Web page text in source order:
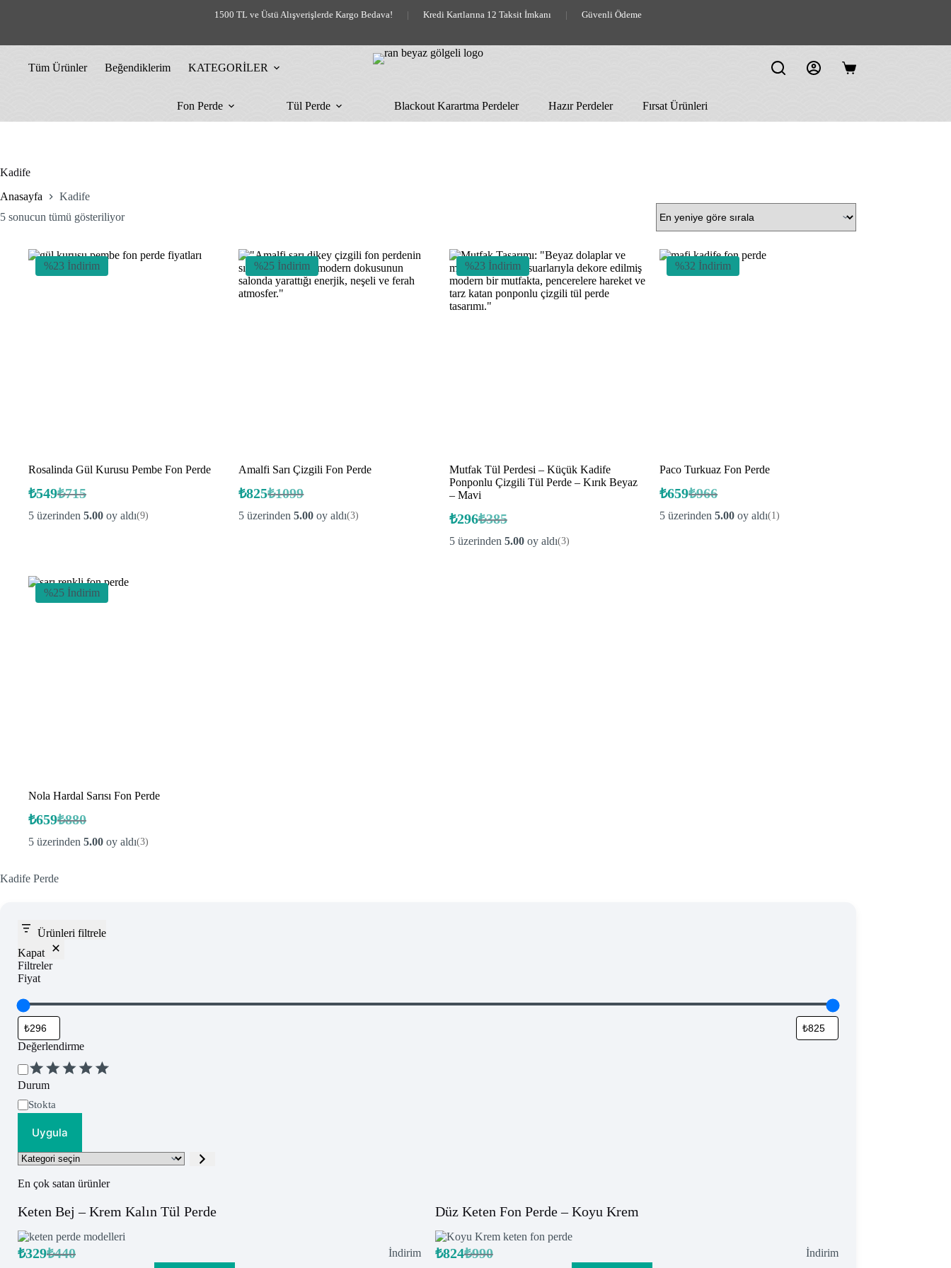
1500 TL ve Üstü Alışverişlerde Kargo Bedava! | Kredi Kartlarına 12 Taksit İmkanı | Güvenli Ödeme
Tüm Ürünler Beğendiklerim KATEGORİLER
Shopping
Fon Perde
Tül Perde Blackout Karartma Perdeler Hazır Perdeler Fırsat Ürünleri
Kadife
Anasayfa
Kadife
5 sonucun tümü gösteriliyorEn
sıralandı
%23 İndirim
Rosalinda Gül Kurusu Pembe Fon Perde
₺715
Orijinal
fiyat:
₺549Şu
andaki
fiyat:
5 üzerinden 5.00 oy aldı(9)
%25 İndirim
Amalfi Sarı Çizgili Fon Perde
₺1099
Orijinal
fiyat:
₺825 Şu
andaki
fiyat:
5 üzerinden5.00 oy aldı(3)
%23 İndirim
Mutfak Tül Perdesi – Küçük Kadife
Ponponlu Çizgili Tül Perde – Kırık Beyaz
– Mavi
₺385
Orijinal
fiyat:
₺296Şu
andaki
fiyat:
5 üzerinden 5.00oy aldı(3)
%32 İndirim
Paco Turkuaz Fon Perde
₺966
Orijinal
fiyat:
₺659Şu
andaki
fiyat:
5 üzerinden5.00 oy aldı(1)
%25 İndirim
Nola Hardal Sarısı Fon Perde
₺880
Orijinal
fiyat:
₺659Şu
andaki
fiyat:
5 üzerinden 5.00 oy aldı(3)
Kadife Perde
Ürünleri filtrele
Kapat
Filtreler
Fiyat
Değerlendirme
Değerlendirme
Durum
Uygunluk
Stokta
Uygula
Kategori
seçin
En çok satan ürünler
Keten Bej – Krem Kalın Tül Perde
İndirimİndirimdeki
₺440
Orijinal
₺329Şu
Düz Keten Fon Perde – Koyu Krem
İndirimİndirimdeki
₺990
Orijinal
₺824Şu